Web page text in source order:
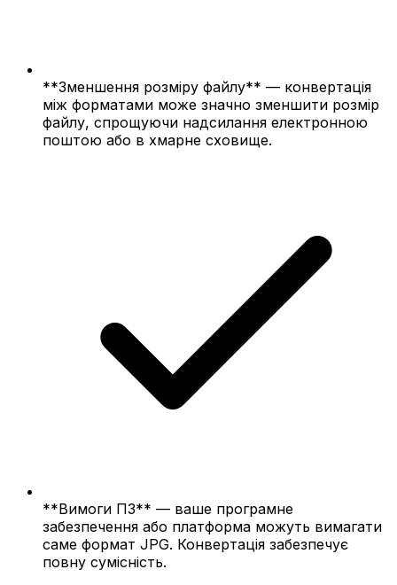
**Зменшення розміру файлу** — конвертація
між форматами може значно зменшити розмір
файлу, спрощуючи надсилання електронною
поштою або в хмарне сховище.
**Вимоги ПЗ** — ваше програмне
забезпечення або платформа можуть вимагати
саме формат JPG. Конвертація забезпечує
повну сумісність.